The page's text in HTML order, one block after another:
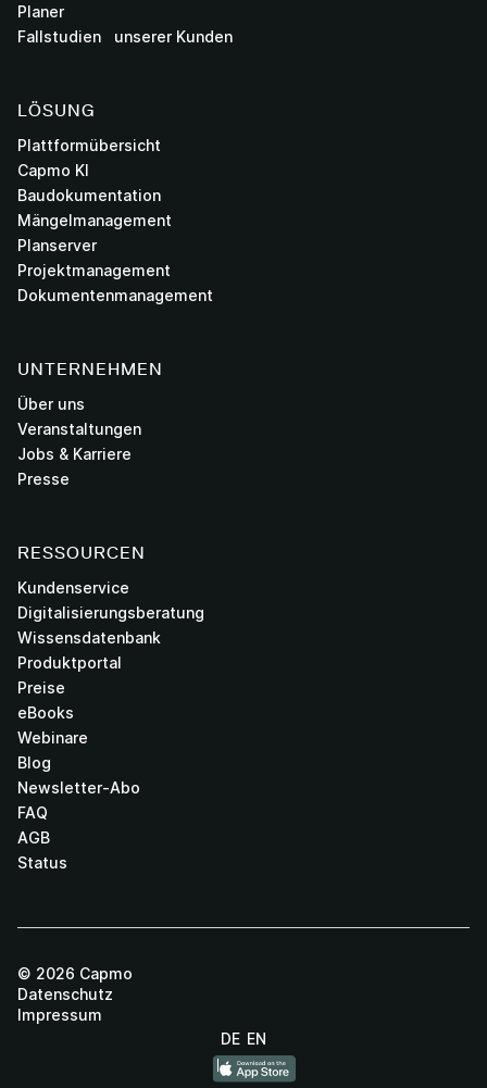
Planer
Fallstudien unserer Kunden
LÖSUNG
Plattformübersicht
Capmo KI
Baudokumentation
Mängelmanagement
Planserver
Projektmanagement
Dokumentenmanagement
UNTERNEHMEN
Über uns
Veranstaltungen
Jobs & Karriere
Presse
RESSOURCEN
Kundenservice
Digitalisierungsberatung
Wissensdatenbank
Produktportal
Preise
eBooks
Webinare
Blog
Newsletter-Abo
FAQ
AGB
Status
© 2026 Capmo
Datenschutz
Impressum
DE EN